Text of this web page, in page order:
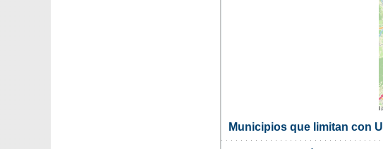
Municipios que limitan con